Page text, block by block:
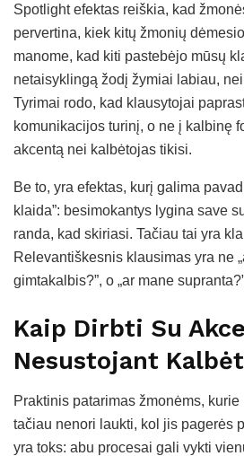
Spotlight efektas reiškia, kad
pervertina, kiek kitų žmonių
manome, kad kiti pastebėjo mūsų
netaisyklingą žodį žymiai labiau,
Tyrimai rodo, kad klausytojai
komunikacijos turinį, o ne į kalbinę
akcentą nei kalbėtojas tikisi.
Be to, yra efektas, kurį galima
klaida”: besimokantys lygina save
randa, kad skiriasi. Tačiau tai yra
Relevantiškesnis klausimas yra ne
gimtakalbis?”, o „ar mane
Kaip Dirbti Su
Nesustojant
Praktinis patarimas žmonėms,
tačiau nenori laukti, kol jis pagerės
yra toks: abu procesai gali vykti